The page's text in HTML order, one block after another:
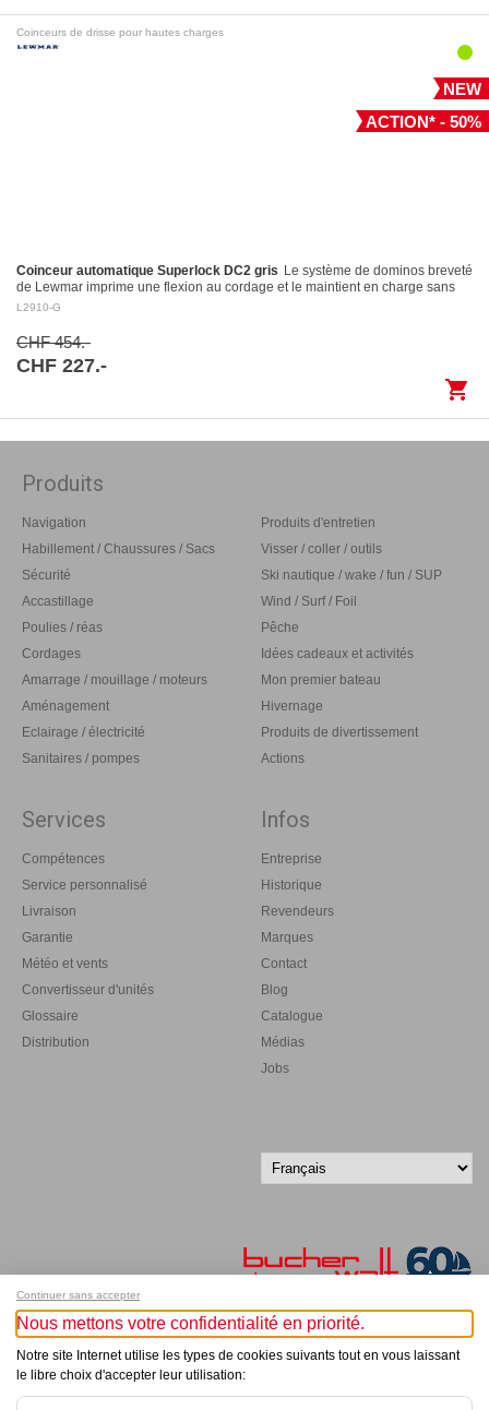
Coinceurs de drisse pour hautes charges
NEW
ACTION* - 50%
Coinceur automatique Superlock DC2 gris Le système de dominos breveté
de Lewmar imprime une flexion au cordage et le maintient en charge sans
l’endommager Largage contrôlé: le levier…
L2910-G
CHF 454.-
CHF 227.-
shopping_cart
Produits
Navigation
Habillement / Chaussures / Sacs
Sécurité
Accastillage
Poulies / réas
Cordages
Amarrage / mouillage / moteurs
Aménagement
Eclairage / électricité
Sanitaires / pompes
Produits d'entretien
Visser / coller / outils
Ski nautique / wake / fun / SUP
Wind / Surf / Foil
Pêche
Idées cadeaux et activités
Mon premier bateau
Hivernage
Produits de divertissement
Actions
Services
Compétences
Service personnalisé
Livraison
Garantie
Météo et vents
Convertisseur d'unités
Glossaire
Distribution
Infos
Entreprise
Historique
Revendeurs
Marques
Contact
Blog
Catalogue
Médias
Jobs
Inscrivez-vous à notre newsletter !
© Bucher+Walt 2011-2026
Continuer sans accepter
Nous mettons votre confidentialité en priorité.
Notre site Internet utilise les types de cookies suivants tout en vous laissant
le libre choix d'accepter leur utilisation: